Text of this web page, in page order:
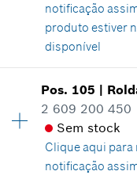
6,96
Indicar na
1,24 €*
*
fabricante
notificação
produto estiver
disponível
Grupo de preço
Informações
Comprovante
Indicar na
Pos. 105 |
2 609 200 450
Sem stock
Clique aqui para
notificação